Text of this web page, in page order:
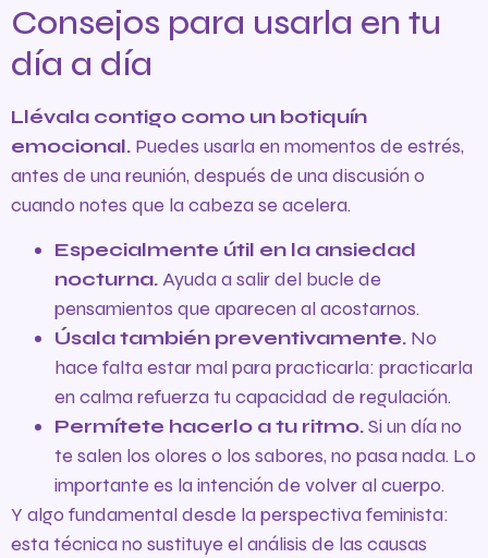
Consejos para usarla en tu
día a día
Llévala contigo como un botiquín
emocional. Puedes usarla en momentos de estrés,
antes de una reunión, después de una discusión o
cuando notes que la cabeza se acelera.
Especialmente útil en la ansiedad
nocturna.Ayuda a salir del bucle de
pensamientos que aparecen al acostarnos.
Úsala también preventivamente. No
hace falta estar mal para practicarla: practicarla
en calma refuerza tu capacidad de regulación.
Permítete hacerlo a tu ritmo.Si un día no
te salen los olores o los sabores, no pasa nada. Lo
importante es la intención de volver al cuerpo.
Y algo fundamental desde la perspectiva feminista:
esta técnica no sustituye el análisis de las causas